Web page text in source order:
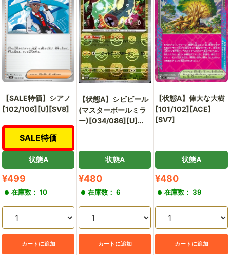
【SALE特価】シアノ
[102/106][U][SV8]
SALE特価
状態A
販
価
格
¥499
在庫数： 10
カートに追加
【状態A】シビビール
(マスターボールミラ
ー)[034/086][U]
状態A
販
価
格
¥480
在庫数： 6
カートに追加
【状態A】偉大な大樹
[101/102][ACE]
[SV7]
状態A
販
価
格
¥480
在庫数： 39
カートに追加